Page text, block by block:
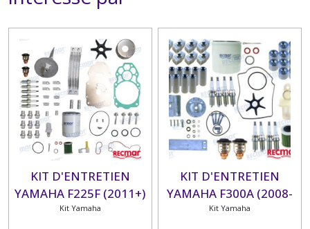
KIT D'ENTRETIEN
YAMAHA F225F (2011+)
F225B (2009+) F250D
Kit Yamaha
KIT D'ENTRETIEN
YAMAHA F300A (2008-
11)
Kit Yamaha